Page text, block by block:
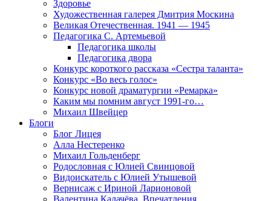
Здоровье
Художественная галерея Дмитрия Москина
Великая Отечественная. 1941 — 1945
Педагогика С. Артемьевой
Педагогика школы
Педагогика двора
Конкурс короткого рассказа «Сестра таланта»
Конкурс «Во весь голос»
Конкурс новой драматургии «Ремарка»
Каким мы помним август 1991-го…
Михаил Швейцер
Блоги
Блог Лицея
Алла Нестеренко
Михаил Гольденберг
Родословная с Юлией Свинцовой
Видоискатель с Юлией Утышевой
Вернисаж с Ириной Ларионовой